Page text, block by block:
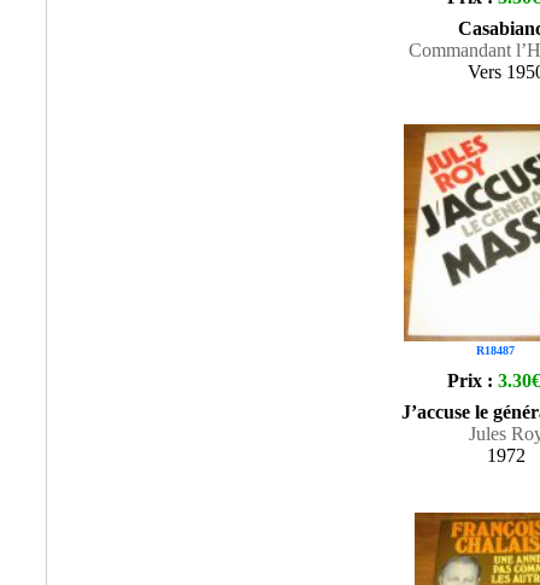
Commandant
Vers
R18487
Prix : 3.30€
J’accuse le
Jules
1972